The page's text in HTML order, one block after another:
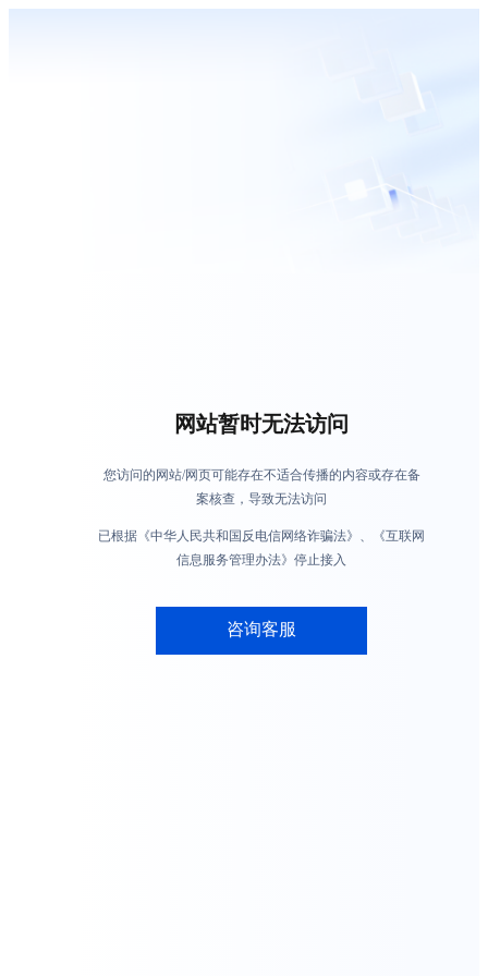
网站暂时无法访问
您访问的网站/网页可能存在不适合传播的内容或存在备
案核查，导致无法访问
已根据《中华人民共和国反电信网络诈骗法》、《互联网
信息服务管理办法》停止接入
咨询客服